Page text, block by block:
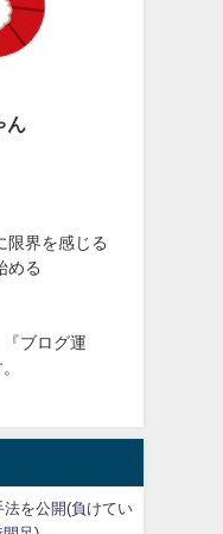
ん
限界を感じる
める
『ブログ運
法を公開(負けてい